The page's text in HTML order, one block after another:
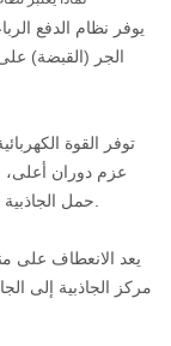
يوفر نظام الدفع
الجر (القبضة) على
عزم دوران أعلى،
يعد الانعطاف على
مركز الجاذبية إلى